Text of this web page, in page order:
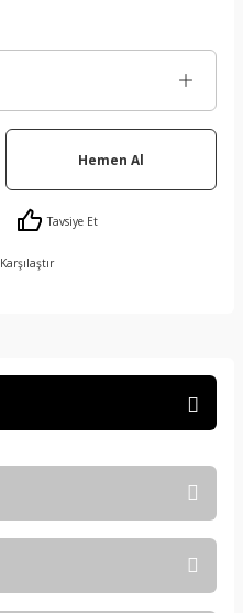
Hemen Al
Tavsiye Et
Karşılaştır